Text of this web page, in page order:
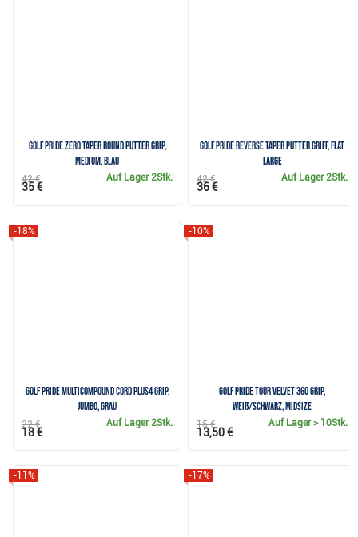
Golf Pride Zero Taper Round Putter Grip,
Medium, Blau
Auf Lager2Stk.
42 €
35 €
Golf Pride Reverse Taper Putter Griff, Flat
Large
Auf Lager2Stk.
42 €
36 €
Golf Pride MultiCompound Cord Plus4 Grip,
JUMBO, grau
-18%
Auf Lager 2Stk.
22 €
18 €
Golf Pride Tour Velvet 360 Grip,
weiß/schwarz, Midsize
-10%
Auf Lager> 10Stk.
15 €
13,50 €
-11% -17%